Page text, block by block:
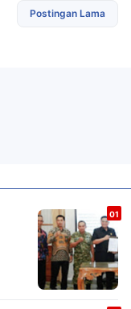
Postingan Lama